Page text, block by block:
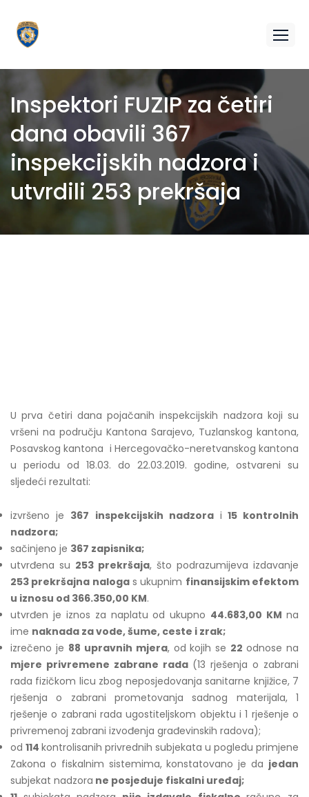
Inspektori FUZIP za četiri
dana obavili 367
inspekcijskih nadzora i
utvrdili 253 prekršaja
U prva četiri dana pojačanih inspekcijskih nadzora koji su
vršeni na području Kantona Sarajevo, Tuzlanskog kantona,
Posavskog kantona i Hercegovačko-neretvanskog kantona
u periodu od 18.03. do 22.03.2019. godine, ostvareni su
sljedeći rezultati:
izvršeno je 367 inspekcijskih nadzora i 15 kontrolnih
nadzora;
sačinjeno je 367 zapisnika;
utvrđena su 253 prekršaja, što podrazumijeva izdavanje
253 prekršajna nalogas ukupnim finansijskim efektom
u iznosu od 366.350,00 KM.
utvrđen je iznos za naplatu od ukupno 44.683,00 KMna
ime naknada za vode, šume, ceste i zrak;
izrečeno je 88 upravnih mjera, od kojih se 22odnose na
mjere privremene zabrane rada (13 rješenja o zabrani
rada fizičkom licu zbog neposjedovanja sanitarne knjižice, 7
rješenja o zabrani prometovanja sadnog materijala, 1
rješenje o zabrani rada ugostiteljskom objektu i 1 rješenje o
privremenoj zabrani izvođenja građevinskih radova);
od 114 kontrolisanih privrednih subjekata u pogledu primjene
Zakona o fiskalnim sistemima, konstatovano je da jedan
subjekat nadzora ne posjeduje fiskalni uređaj;